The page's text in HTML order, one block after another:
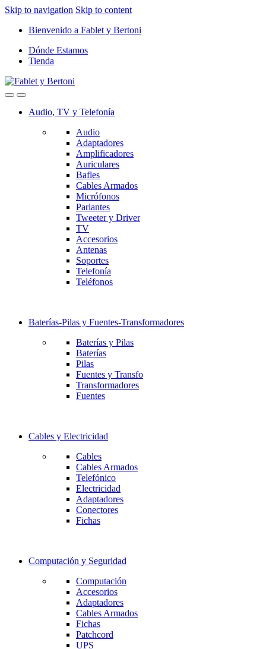
Skip to navigation Skip to content
Bienvenido a Fablet y Bertoni
Dónde Estamos
Tienda
Audio, TV y Telefonía
Audio
Adaptadores
Amplificadores
Auriculares
Bafles
Cables Armados
Micrófonos
Parlantes
Tweeter y Driver
TV
Accesorios
Antenas
Soportes
Telefonía
Teléfonos
Baterías-Pilas y Fuentes-Transformadores
Baterías y Pilas
Baterías
Pilas
Fuentes y Transfo
Transformadores
Fuentes
Cables y Electricidad
Cables
Cables Armados
Telefónico
Electricidad
Adaptadores
Conectores
Fichas
Computación y Seguridad
Computación
Accesorios
Adaptadores
Cables Armados
Fichas
Patchcord
UPS